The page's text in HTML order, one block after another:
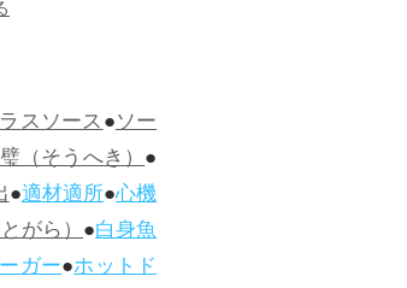
スソース●ソー
（そうへき）●
●適材適所●心機
がら）●白身魚
ガー●ホットド